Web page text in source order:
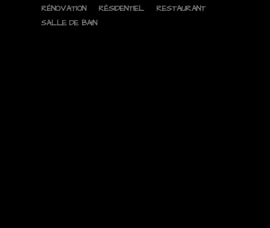
RÉNOVATION
RÉSIDENTIEL
RESTAURANT
SALLE DE BAIN